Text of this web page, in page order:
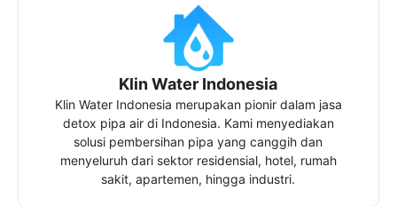
Klin Water Indonesia
Klin Water Indonesia merupakan pionir dalam jasa
detox pipa air di Indonesia. Kami menyediakan
solusi pembersihan pipa yang canggih dan
menyeluruh dari sektor residensial, hotel, rumah
sakit, apartemen, hingga industri.